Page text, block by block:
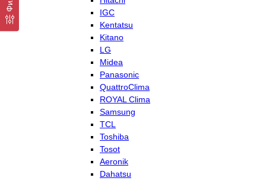
IGC
Kentatsu
Kitano
LG
Midea
Panasonic
QuattroClima
ROYAL Clima
Samsung
TCL
Toshiba
Tosot
Aeronik
Dahatsu